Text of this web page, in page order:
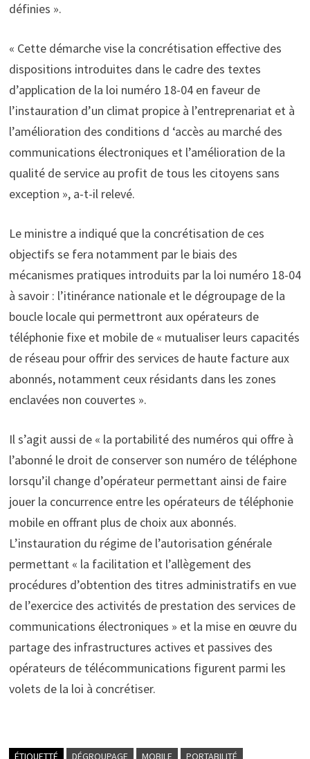
définies ».
« Cette démarche vise la concrétisation effective des
dispositions introduites dans le cadre des textes
d’application de la loi numéro 18-04 en faveur de
l’instauration d’un climat propice à l’entreprenariat et à
l’amélioration des conditions d ‘accès au marché des
communications électroniques et l’amélioration de la
qualité de service au profit de tous les citoyens sans
exception », a-t-il relevé.
Le ministre a indiqué que la concrétisation de ces
objectifs se fera notamment par le biais des
mécanismes pratiques introduits par la loi numéro 18-04
à savoir : l’itinérance nationale et le dégroupage de la
boucle locale qui permettront aux opérateurs de
téléphonie fixe et mobile de « mutualiser leurs capacités
de réseau pour offrir des services de haute facture aux
abonnés, notamment ceux résidants dans les zones
enclavées non couvertes ».
Il s’agit aussi de « la portabilité des numéros qui offre à
l’abonné le droit de conserver son numéro de téléphone
lorsqu’il change d’opérateur permettant ainsi de faire
jouer la concurrence entre les opérateurs de téléphonie
mobile en offrant plus de choix aux abonnés.
L’instauration du régime de l’autorisation générale
permettant « la facilitation et l’allègement des
procédures d’obtention des titres administratifs en vue
de l’exercice des activités de prestation des services de
communications électroniques » et la mise en œuvre du
partage des infrastructures actives et passives des
opérateurs de télécommunications figurent parmi les
volets de la loi à concrétiser.
ÉTIQUETTÉ DÉGROUPAGE MOBILE
PORTABILITÉ